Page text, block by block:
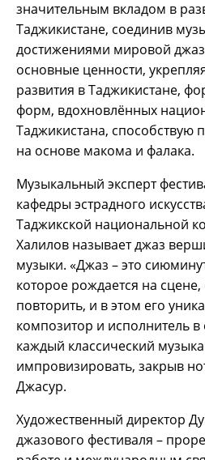
значительным вкладом в
Таджикистане, соединив
достижениями мировой
основные ценности,
развития в Таджикистане,
форм, вдохновлённых
Таджикистана, способствую
на основе макома и фалака.
Музыкальный эксперт
кафедры эстрадного
Таджикской национальной
Халилов называет джаз
музыки. «Джаз – это
которое рождается на
повторить, и в этом его
композитор и исполнитель
каждый классический
импровизировать, закрыв
Джасур.
Художественный директор
джазового фестиваля –